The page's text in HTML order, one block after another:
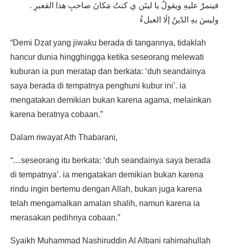
فيتمرَُ عليهِ ويقولُ يا ليتَن ي كنتُ مَكانَ صاحبِ هذا القعبرِ .
وليسَ بهِ الدّينُ إلَا العبلءُ
“Demi Dzat yang jiwaku berada di tangannya, tidaklah
hancur dunia hingghingga ketika seseorang melewati
kuburan ia pun meratap dan berkata: ‘duh seandainya
saya berada di tempatnya penghuni kubur ini’. ia
mengatakan demikian bukan karena agama, melainkan
karena beratnya cobaan.”
Dalam riwayat Ath Thabarani,
“…seseorang itu berkata: ‘duh seandainya saya berada
di tempatnya’. ia mengatakan demikian bukan karena
rindu ingin bertemu dengan Allah, bukan juga karena
telah mengamalkan amalan shalih, namun karena ia
merasakan pedihnya cobaan.”
Syaikh Muhammad Nashiruddin Al Albani rahimahullah